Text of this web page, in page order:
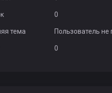
0
тема Пользователь
0